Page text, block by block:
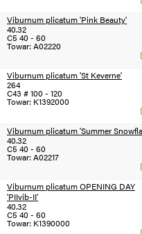
Viburnum plicatum 'Pink Beauty'
40.32
C5 40 - 60
Towar: A02220
Viburnum plicatum 'St Keverne'
264
C43 # 100 - 120
Towar: K1392000
Viburnum plicatum 'Summer
40.32
C5 40 - 60
Towar: A02217
Viburnum plicatum OPENING DAY
'PIIvib-II'
40.32
C5 40 - 60
Towar: K1390000